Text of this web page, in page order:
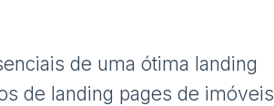
de uma ótima landing
de landing pages de imóveis